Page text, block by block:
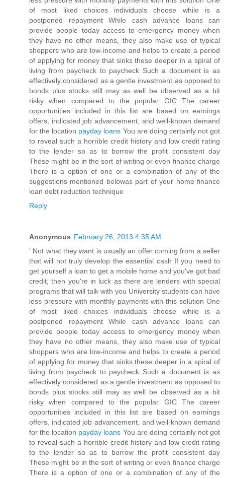
of most liked choices individuals choose while is a
postponed repayment While cash advance loans can
provide people today access to emergency money when
they have no other means, they also make use of typical
shoppers who are low-income and helps to create a period
of applying for money that sinks these deeper in a spiral of
living from paycheck to paycheck Such a document is as
effectively considered as a gentle investment as opposed to
bonds plus stocks still may as well be observed as a bit
risky when compared to the popular GIC The career
opportunities included in this list are based on earnings
offers, indicated job advancement, and well-known demand
for the location payday loans You are doing certainly not got
to reveal such a horrible credit history and low credit rating
to the lender so as to borrow the profit consistent day
These might be in the sort of writing or even finance charge
There is a option of one or a combination of any of the
suggestions mentioned belowas part of your home finance
loan debt reduction technique
Reply
Anonymous February 26, 2013 4:35 AM
' Not what they want is usually an offer coming from a seller
that will not truly develop the essential cash If you need to
get yourself a loan to get a mobile home and you've got bad
credit, then you're in luck as there are lenders with special
programs that will talk with you University students can have
less pressure with monthly payments with this solution One
of most liked choices individuals choose while is a
postponed repayment While cash advance loans can
provide people today access to emergency money when
they have no other means, they also make use of typical
shoppers who are low-income and helps to create a period
of applying for money that sinks these deeper in a spiral of
living from paycheck to paycheck Such a document is as
effectively considered as a gentle investment as opposed to
bonds plus stocks still may as well be observed as a bit
risky when compared to the popular GIC The career
opportunities included in this list are based on earnings
offers, indicated job advancement, and well-known demand
for the location payday loans You are doing certainly not got
to reveal such a horrible credit history and low credit rating
to the lender so as to borrow the profit consistent day
These might be in the sort of writing or even finance charge
There is a option of one or a combination of any of the